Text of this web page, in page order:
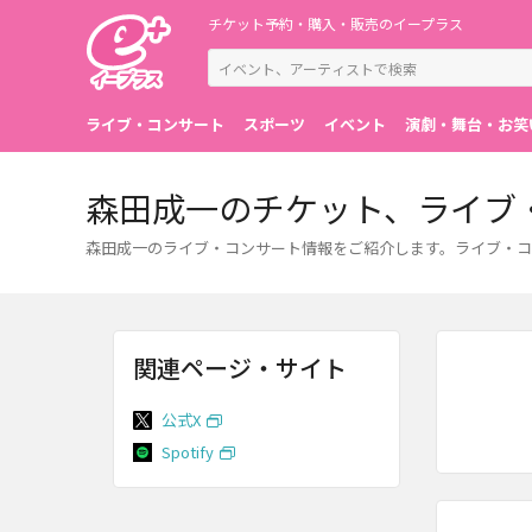
チケット予約・購入・販売のイープラス
ライブ・コンサート スポーツ イベント 演劇・舞台・お笑
森田成一のチケット、ライ
森田成一のライブ・コンサート情報をご紹介します。ライブ・
関連ページ・サイト
公式X
Spotify